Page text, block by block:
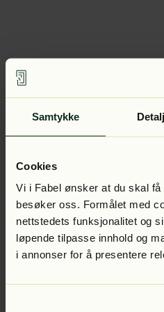
Samtykke
Cookies
Vi i Fabel ønsker at du skal
besøker oss. Formålet med
nettstedets funksjonalitet og
løpende tilpasse innhold og
i annonser for å presentere